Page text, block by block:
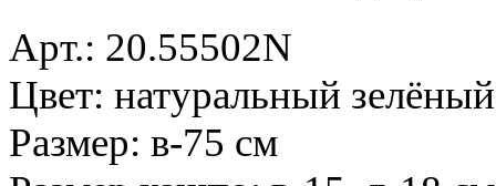
Арт.: 20.55502N
Цвет: натуральный зелёный
Размер: в-75 см